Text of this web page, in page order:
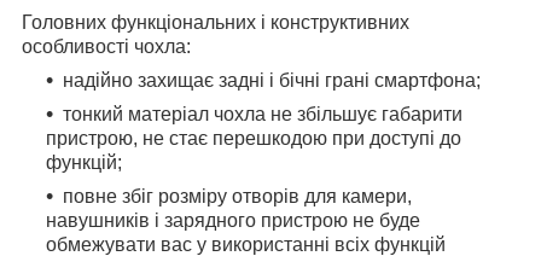
Головних функціональних і конструктивних
особливості чохла:
надійно захищає задні і бічні грані смартфона;
тонкий матеріал чохла не збільшує габарити
пристрою, не стає перешкодою при доступі до
функцій;
повне збіг розміру отворів для камери,
навушників і зарядного пристрою не буде
обмежувати вас у використанні всіх функцій